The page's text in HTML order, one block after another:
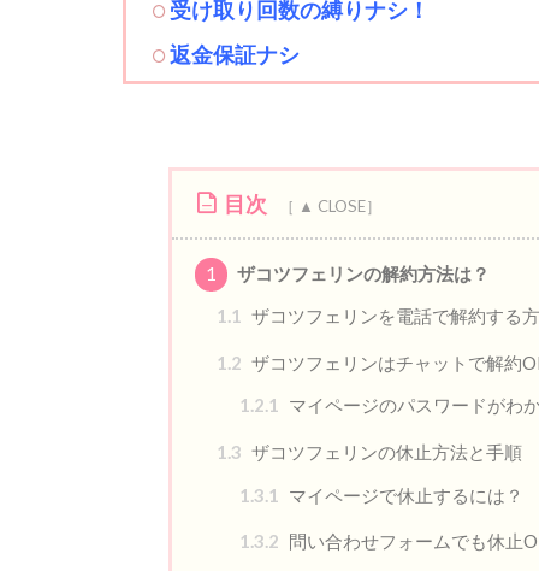
受け取り回数の縛りナシ！
返金保証ナシ
目次
1
ザコツフェリンの解約方法は？
1.1
ザコツフェリンを電話で解約する
1.2 ザコツフェリンはチャットで解約
1.2.1
マイページのパスワードがわ
1.3 ザコツフェリンの休止方法と手順
1.3.1
マイページで休止するには？
1.3.2 問い合わせフォームでも休止